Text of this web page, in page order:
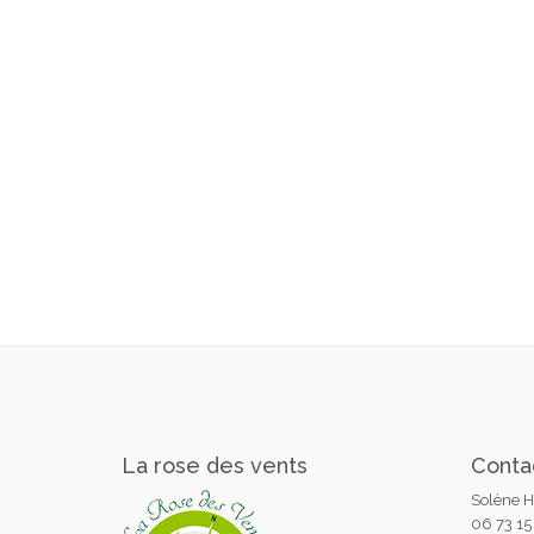
La rose des vents
Solène
06 73 15